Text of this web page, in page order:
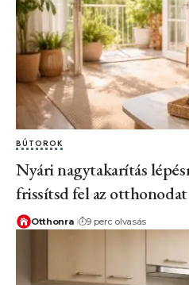
BÚTOROK
Nyári nagytakarítás
frissítsd fel az otthonodat
Otthonra 9 perc olvasás